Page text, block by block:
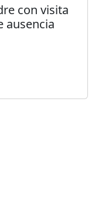
con visita
ausencia